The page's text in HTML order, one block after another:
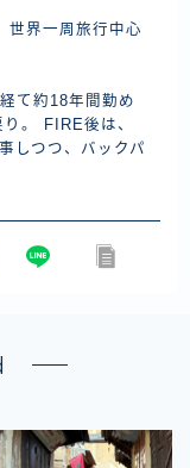
世界一周旅行中心
て約18年間勤め
。 FIRE後は、
しつつ、バックパ